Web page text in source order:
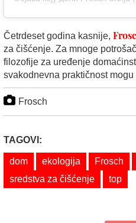
Četrdeset godina kasnije,
za čišćenje. Za mnoge
filozofije za uređenje
svakodnevna praktičnost
Frosch
TAGOVI:
dom ekologija Frosch
sredstva za čišćenje
top